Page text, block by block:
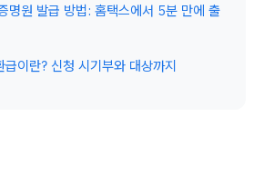
명원 발급 방법: 홈택스에서 5분 만에 출
이란? 신청 시기부와 대상까지